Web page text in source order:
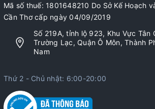
Mã số thuế: 1801648210 Do Sở Kế Hoạch
Cần Thơ cấp ngày 04/09/2019
Số 219A, tỉnh lộ 923, Khu Vực Tân
Trường Lạc, Quận Ô Môn, Thành
Nam
Thứ 2 - Chủ nhật: 6:00-20:00